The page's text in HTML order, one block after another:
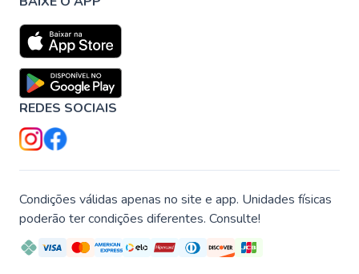
REDES SOCIAIS
Condições válidas apenas no site e app. Unidades físicas
poderão ter condições diferentes. Consulte!